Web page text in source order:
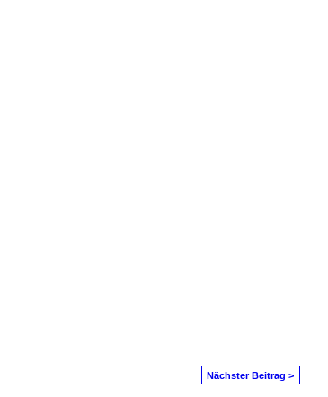
Nächster Beitrag >